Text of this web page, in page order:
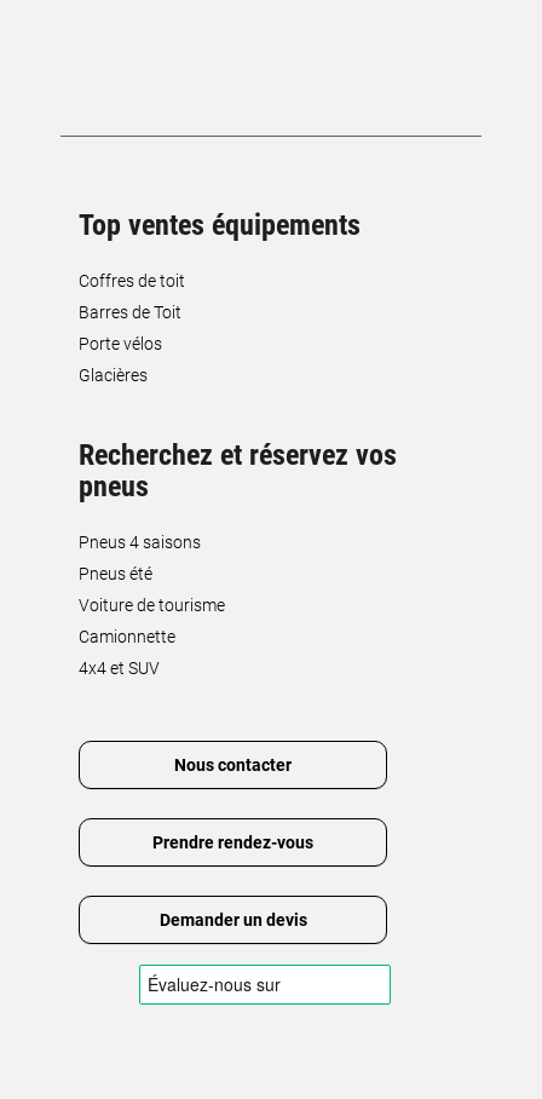
Top ventes équipements
Coffres de toit
Barres de Toit
Porte vélos
Glacières
Recherchez et réservez vos
pneus
Pneus 4 saisons
Pneus été
Voiture de tourisme
Camionnette
4x4 et SUV
Nous contacter
Prendre rendez-vous
Demander un devis